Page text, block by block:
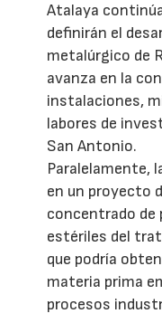
Atalaya
definirán el
metalúrgico de
avanza en la
instalaciones,
labores de
San Antonio.
Paralelamente,
en un proyecto
concentrado de
estériles del
que podría
materia prima
procesos